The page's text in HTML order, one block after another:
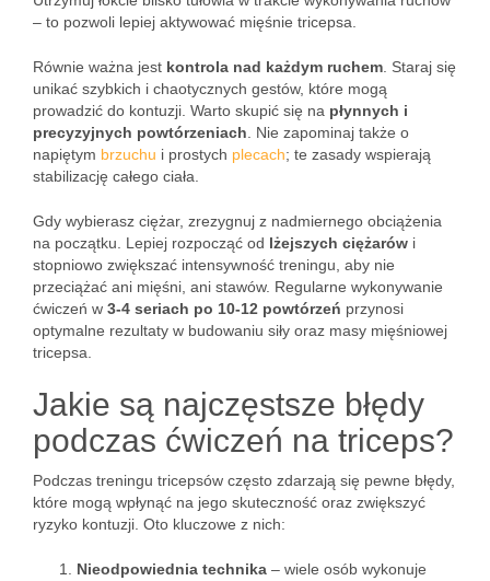
– to pozwoli lepiej aktywować mięśnie tricepsa.
Równie ważna jest kontrola nad każdym ruchem . Staraj się
unikać szybkich i chaotycznych gestów, które mogą
prowadzić do kontuzji. Warto skupić się na płynnych i
precyzyjnych powtórzeniach . Nie zapominaj także o
napiętym brzuchu i prostych plecach; te zasady wspierają
stabilizację całego ciała.
Gdy wybierasz ciężar, zrezygnuj z nadmiernego obciążenia
na początku. Lepiej rozpocząć od lżejszych ciężarów i
stopniowo zwiększać intensywność treningu, aby nie
przeciążać ani mięśni, ani stawów. Regularne wykonywanie
ćwiczeń w 3-4 seriach po 10-12 powtórzeń przynosi
optymalne rezultaty w budowaniu siły oraz masy mięśniowej
tricepsa.
Jakie są najczęstsze błędy
podczas ćwiczeń na triceps?
Podczas treningu tricepsów często zdarzają się pewne błędy,
które mogą wpłynąć na jego skuteczność oraz zwiększyć
ryzyko kontuzji. Oto kluczowe z nich:
Nieodpowiednia technika – wiele osób wykonuje